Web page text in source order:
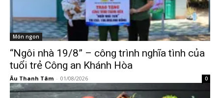
Món ngon
“Ngôi nhà 19/8” – công trình nghĩa tình của
tuổi trẻ Công an Khánh Hòa
Âu Thanh Tâm - 01/08/2026 0